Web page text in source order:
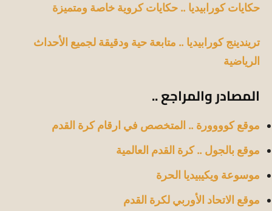
حكايات كورابيديا .. حكايات كروية خاصة ومتميزة
تريندينج كورابيديا .. متابعة حية ودقيقة لجميع الأحداث
الرياضية
المصادر والمراجع ..
موقع كوووورة .. المتخصص في ارقام كرة القدم
موقع بالجول .. كرة القدم العالمية
موسوعة ويكيبيديا الحرة
موقع الاتحاد الأوربي لكرة القدم